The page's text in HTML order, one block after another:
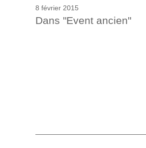
8 février 2015
Dans "Event ancien"